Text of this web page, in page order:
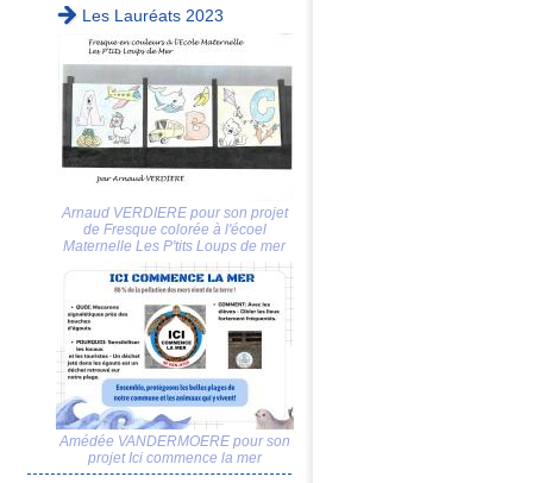
Les Lauréats 2023
Arnaud VERDIERE pour son projet
de Fresque colorée à l'écoel
Maternelle Les P'tits Loups de mer
Amédée VANDERMOERE pour son
projet Ici commence la mer